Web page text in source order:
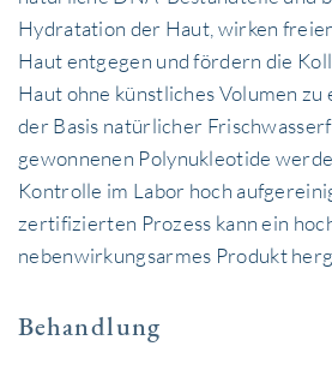
Hydratation der Haut, wirken
Haut entgegen und fördern die
Haut ohne künstliches Volumen zu
der Basis natürlicher
gewonnenen Polynukleotide
Kontrolle im Labor hoch
zertifizierten Prozess kann ein
nebenwirkungsarmes Produkt
Behandlung